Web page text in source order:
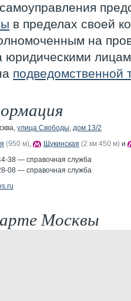
в пределах своей
на
юридическими
подведомственной
улица Свободы, дом 13/2
(950 м), Щукинская (2 км 450 м) и
38 — справочная служба
08 — справочная служба
Москвы